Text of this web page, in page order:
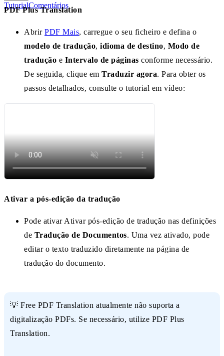
TutorialComentários
PDF Plus Translation
Abrir PDF Mais, carregue o seu ficheiro e defina o
modelo de tradução, idioma de destino, Modo de
tradução e Intervalo de páginas conforme necessário.
De seguida, clique em Traduzir agora. Para obter os
passos detalhados, consulte o tutorial em vídeo:
Ativar a pós-edição da tradução
Pode ativar Ativar pós-edição de tradução nas definições
de Tradução de Documentos. Uma vez ativado, pode
editar o texto traduzido diretamente na página de
tradução do documento.
💡 Free PDF Translation atualmente não suporta a
digitalização PDFs. Se necessário, utilize PDF Plus
Translation.